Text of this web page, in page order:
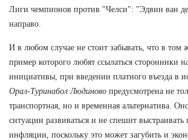
Лиги чемпионов против "Челси": "Эдвин ван
направо.
И в любом случае не стоит забывать, что в том
пример которого любят ссылаться сторонники
инициативы, при введении платного въезда в
Орал-Туринабол Людиново предусмотрена не
транспортная, но и временная альтернатива.
ситуации развиваться и не спешит выстраивать
инфляции, поскольку это может загубить и